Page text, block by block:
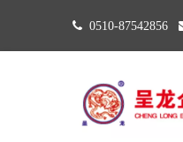
 0510-87542856